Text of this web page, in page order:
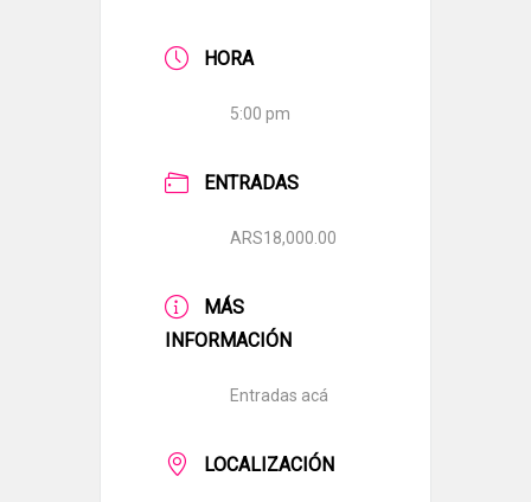
HORA
5:00 pm
ENTRADAS
ARS18,000.00
MÁS
INFORMACIÓN
Entradas acá
LOCALIZACIÓN